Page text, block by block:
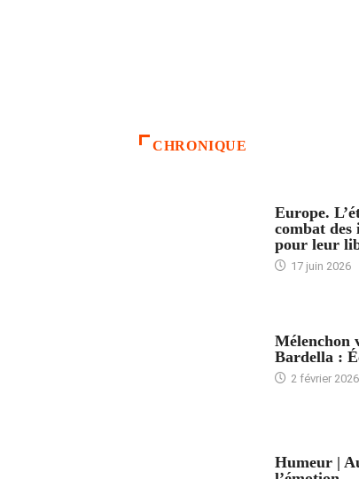
CHRONIQUE
Europe.
combat des
pour leur
17 juin 2026
Mélenchon
Bardella :
2 février 2026
Humeur |